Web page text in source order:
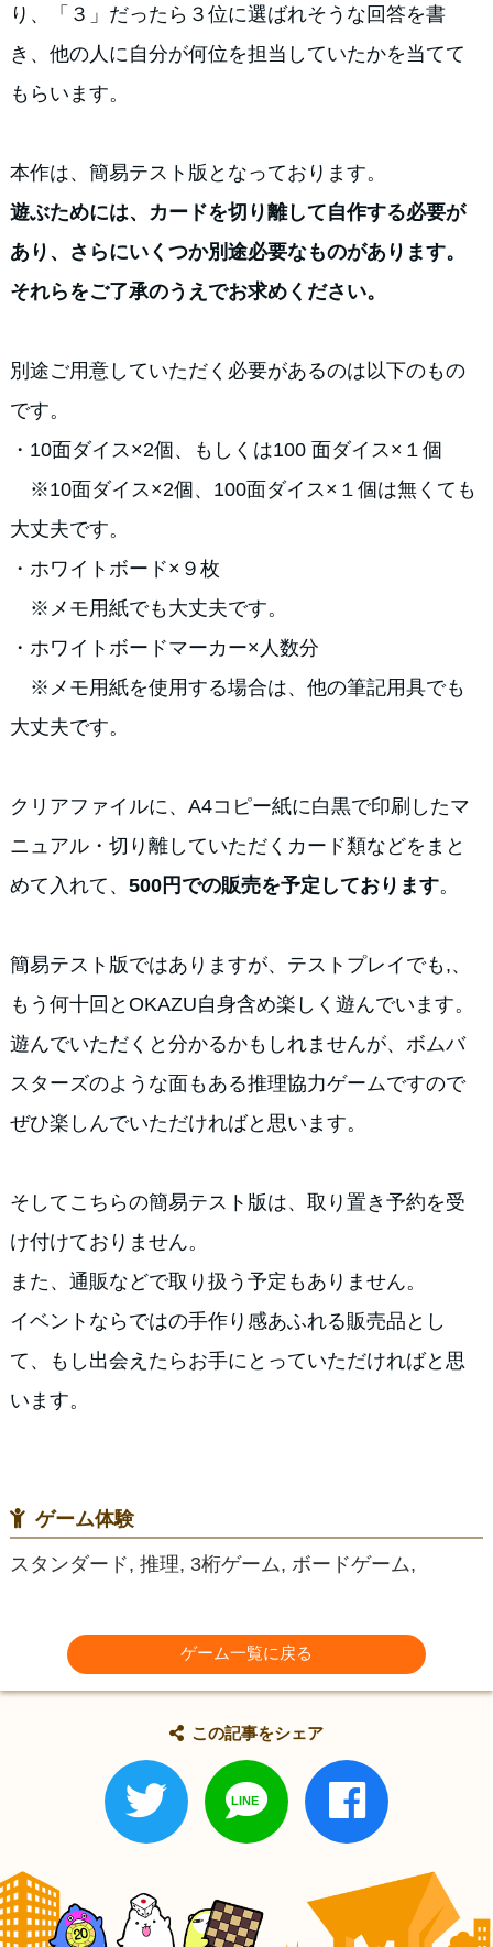
り、「３」だったら３位に選ばれそうな回答を書
き、他の人に自分が何位を担当していたかを当てて
もらいます。
本作は、簡易テスト版となっております。
遊ぶためには、カードを切り離して自作する必要が
あり、さらにいくつか別途必要なものがあります。
それらをご了承のうえでお求めください。
別途ご用意していただく必要があるのは以下のもの
です。
・10面ダイス×2個、もしくは100 面ダイス×１個
※10面ダイス×2個、100面ダイス×１個は無くても
大丈夫です。
・ホワイトボード×９枚
※メモ用紙でも大丈夫です。
・ホワイトボードマーカー×人数分
※メモ用紙を使用する場合は、他の筆記用具でも
大丈夫です。
クリアファイルに、A4コピー紙に白黒で印刷したマ
ニュアル・切り離していただくカード類などをまと
めて入れて、500円での販売を予定しております。
簡易テスト版ではありますが、テストプレイでも,、
もう何十回とOKAZU自身含め楽しく遊んでいます。
遊んでいただくと分かるかもしれませんが、ボムバ
スターズのような面もある推理協力ゲームですので
ぜひ楽しんでいただければと思います。
そしてこちらの簡易テスト版は、取り置き予約を受
け付けておりません。
また、通販などで取り扱う予定もありません。
イベントならではの手作り感あふれる販売品とし
て、もし出会えたらお手にとっていただければと思
います。
ゲーム体験
スタンダード, 推理, 3桁ゲーム, ボードゲーム,
ゲーム一覧に戻る
この記事をシェア